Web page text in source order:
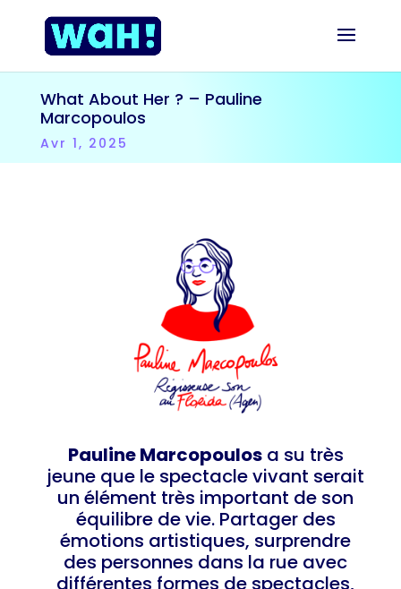
What About Her ? – Pauline
Marcopoulos
Avr 1, 2025
Pauline Marcopoulosa su très
jeune que le spectacle vivant serait
un élément très important de son
équilibre de vie. Partager des
émotions artistiques, surprendre
des personnes dans la rue avec
différentes formes de spectacles,